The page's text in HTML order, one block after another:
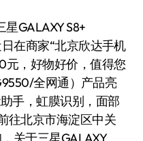
在商家“北京欣达手机
元，好物好价，值得您
全网通）产品亮
手，虹膜识别，面部
往北京市海淀区中关